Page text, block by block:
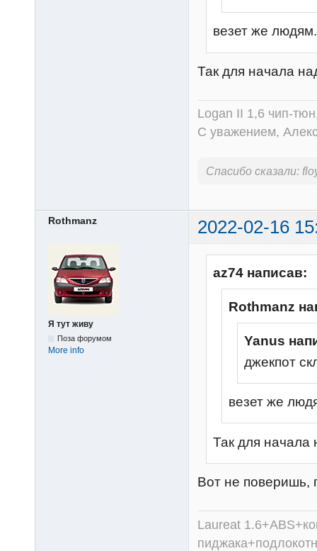
везет же
Так для начала
Logan II 1,6 чип-
С уважением,
Спасибо сказали:
Rothmanz 2022-02-16
Я тут живу
Поза форумом
More info
az74 написав:
Rothmanz
Yanus
джекпот
везет же
Так для начала
Вот не поверишь,
Laureat